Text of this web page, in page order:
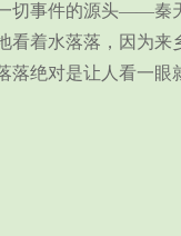
事件的源头——秦
看着水落落，因为来
落绝对是让人看一眼